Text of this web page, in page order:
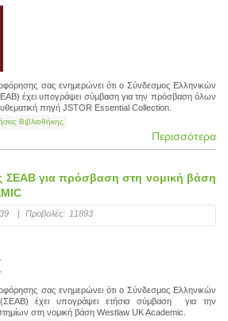
σας ενημερώνει ότι ο Σύνδεσμος Ελληνικών
έχει υπογράψει σύμβαση για την πρόσβαση όλων
πηγή JSTOR Essential Collection.
Βιβλιοθήκης
Περισσότερα
για πρόσβαση στη νομική βάση
| Προβολές: 11893
σας ενημερώνει ότι ο Σύνδεσμος Ελληνικών
(ΣΕΑΒ) έχει υπογράψει ετήσια σύμβαση για την
στη νομική βάση Westlaw UK Academic.